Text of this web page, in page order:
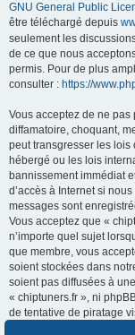
GNU General Public
être téléchargé depuis
seulement les
de ce que nous
permis. Pour de plus
consulter : https://
Vous acceptez de ne
diffamatoire, choquant,
peut transgresser les lois
hébergé ou les lois
bannissement immédiat
d’accès à Internet si
messages sont
Vous acceptez que «
n’importe quel sujet
que membre, vous
soient stockées dans
soient pas diffusées à
« chiptuners.fr », ni
de tentative de piratage